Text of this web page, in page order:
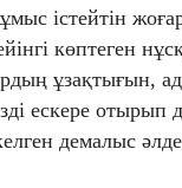
істейтін
көптеген
ұзақтығын,
ескере отырып
демалыс